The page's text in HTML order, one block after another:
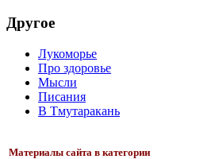
Другое
Лукоморье
Про здоровье
Мысли
Писания
В Тмутаракань
Материалы сайта в категории